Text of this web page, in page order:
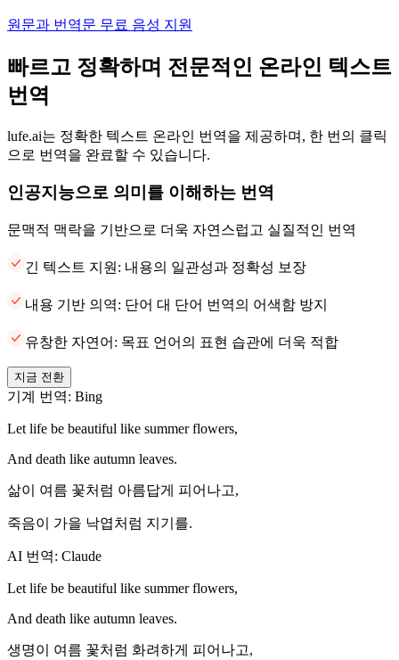
원문과 번역문 무료 음성 지원
빠르고 정확하며 전문적인 온라인 텍스트
번역
lufe.ai는 정확한 텍스트 온라인 번역을 제공하며, 한 번의 클릭
으로 번역을 완료할 수 있습니다.
인공지능으로 의미를 이해하는 번역
문맥적 맥락을 기반으로 더욱 자연스럽고 실질적인 번역
긴 텍스트 지원: 내용의 일관성과 정확성 보장
내용 기반 의역: 단어 대 단어 번역의 어색함 방지
유창한 자연어: 목표 언어의 표현 습관에 더욱 적합
지금 전환
기계 번역: Bing
Let life be beautiful like summer flowers,
And death like autumn leaves.
삶이 여름 꽃처럼 아름답게 피어나고,
죽음이 가을 낙엽처럼 지기를.
AI 번역: Claude
Let life be beautiful like summer flowers,
And death like autumn leaves.
생명이 여름 꽃처럼 화려하게 피어나고,